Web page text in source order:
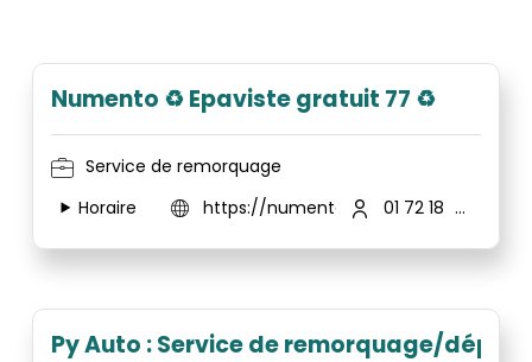
Numento ♻️ Epaviste gratuit 77 ♻️
Service de remorquage
Horaire
https://numento.fr/ 01 72 18 02 31
Py Auto : Service de remorquage/